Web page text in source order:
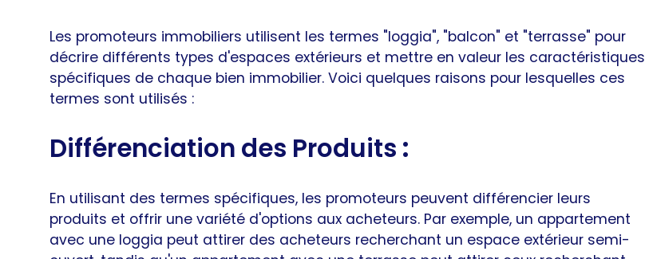
Les promoteurs immobiliers utilisent les termes "loggia", "balcon" et "terrasse" pour
décrire différents types d'espaces extérieurs et mettre en valeur les caractéristiques
spécifiques de chaque bien immobilier. Voici quelques raisons pour lesquelles ces
termes sont utilisés :
Différenciation des Produits :
En utilisant des termes spécifiques, les promoteurs peuvent différencier leurs
produits et offrir une variété d'options aux acheteurs. Par exemple, un appartement
avec une loggia peut attirer des acheteurs recherchant un espace extérieur semi-